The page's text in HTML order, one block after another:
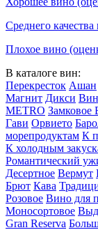
Среднего
Плохое вино
В каталоге вин:
Перекресток Ашан
Магнит Дикси
METRO Замковое
Гави Орвието
морепродуктам К
К холодным
Романтический
Десертное Вермут
Брют Кава
Розовое Вино для
Моносортовое
Gran Reserva